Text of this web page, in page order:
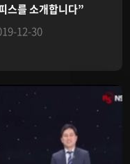
스를 소개합니다”
12-30